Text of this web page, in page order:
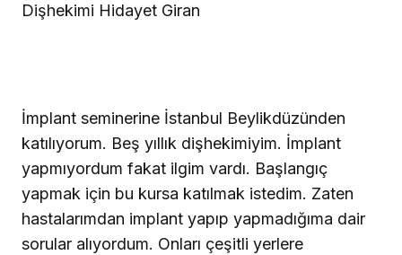
Dişhekimi Hidayet Giran
İmplant seminerine İstanbul Beylikdüzünden
katılıyorum. Beş yıllık dişhekimiyim. İmplant
yapmıyordum fakat ilgim vardı. Başlangıç
yapmak için bu kursa katılmak istedim. Zaten
hastalarımdan implant yapıp yapmadığıma dair
sorular alıyordum. Onları çeşitli yerlere